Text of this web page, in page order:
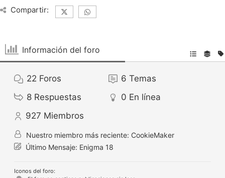
Compartir:
Información del foro
22 Foros 6 Temas
8 Respuestas 0 En línea
927 Miembros
Nuestro miembro más reciente: CookieMaker
Último Mensaje: Enigma 18
Iconos del foro: